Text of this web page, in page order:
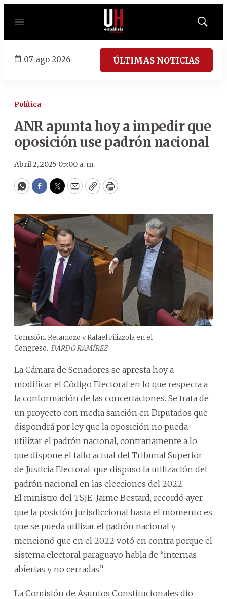
Menú
Mostrar
07 ago 2026 ÚLTIMAS NOTICIAS
Política
ANR apunta hoy a impedir que
oposición use padrón nacional
Abril 2, 2025 05:00 a. m.
WhatsApp
Facebook
Twitter
EmailCopyPrint
Comisión. Retamozo y Rafael Filizzola en el
Congreso. DARDO RAMÍREZ
La Cámara de Senadores se apresta hoy a
modificar el Código Electoral en lo que respecta a
la conformación de las concertaciones. Se trata de
un proyecto con media sanción en Diputados que
dispondrá por ley que la oposición no pueda
utilizar el padrón nacional, contrariamente a lo
que dispone el fallo actual del Tribunal Superior
de Justicia Electoral, que dispuso la utilización del
padrón nacional en las elecciones del 2022.
El ministro del TSJE, Jaime Bestard, recordó ayer
que la posición jurisdiccional hasta el momento es
que se pueda utilizar el padrón nacional y
mencionó que en el 2022 votó en contra porque el
sistema electoral paraguayo habla de “internas
abiertas y no cerradas”.
La Comisión de Asuntos Constitucionales dio